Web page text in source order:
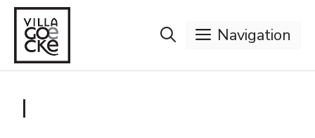
Zum
Inhalt
springen
Navigation
I